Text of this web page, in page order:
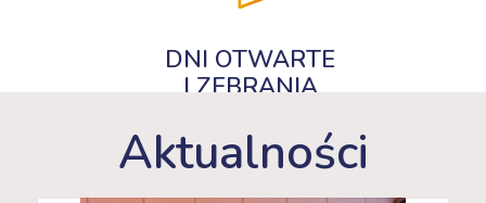
DNI OTWARTE
I ZEBRANIA
Zaplanowane spotkania z rodzicami.
Aktualności